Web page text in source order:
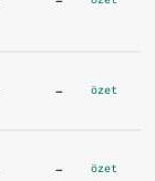
- özet
- özet